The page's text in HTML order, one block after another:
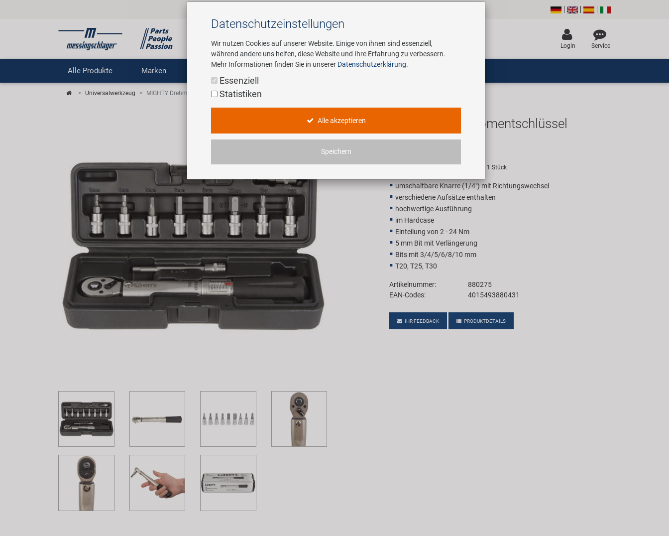
Suchen
Login Service
Alle Produkte Marken
Universalwerkzeug MIGHTY Drehmomentschlüssel
MIGHTY Drehmomentschlüssel
Unverbindliche Preisempfehlung für 1 Stück
umschaltbare Knarre (1/4") mit Richtungswechsel
verschiedene Aufsätze enthalten
hochwertige Ausführung
im Hardcase
Einteilung von 2 - 24 Nm
5 mm Bit mit Verlängerung
Bits mit 3/4/5/6/8/10 mm
T20, T25, T30
Artikelnummer:
880275
EAN-Codes:
4015493880431
IHR FEEDBACK PRODUKTDETAILS
Datenschutz­einstellungen
Wir nutzen Cookies auf unserer Website. Einige von ihnen sind essenziell,
während andere uns helfen, diese Website und Ihre Erfahrung zu verbessern.
Mehr Informationen finden Sie in unserer Datenschutzerklärung.
Essenziell
Statistiken
Alle akzeptieren
Speichern